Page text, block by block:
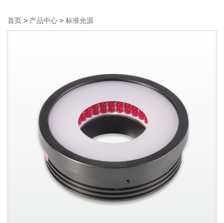
首页 > 产品中心 > 标准光源